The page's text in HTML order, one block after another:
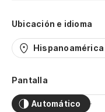
Ubicación e idioma
Hispanoamérica
Pantalla
Automático